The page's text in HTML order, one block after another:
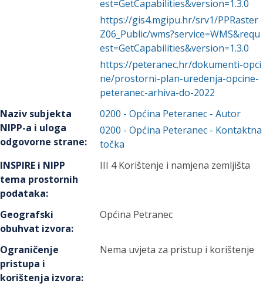
est=GetCapabilities&version=1.3.0
https://gis4.mgipu.hr/srv1/PPRaster
Z06_Public/wms?service=WMS&requ
est=GetCapabilities&version=1.3.0
https://peteranec.hr/dokumenti-opci
ne/prostorni-plan-uredenja-opcine-
peteranec-arhiva-do-2022
Naziv subjekta
NIPP-a i uloga
odgovorne strane:
0200 -Općina Peteranec - Autor
0200 -Općina Peteranec - Kontaktna
točka
INSPIRE i NIPP
tema prostornih
podataka:
III 4 Korištenje i namjena zemljišta
Geografski
obuhvat izvora:
Općina Petranec
Ograničenje
pristupa i
korištenja izvora:
Nema uvjeta za pristup i korištenje